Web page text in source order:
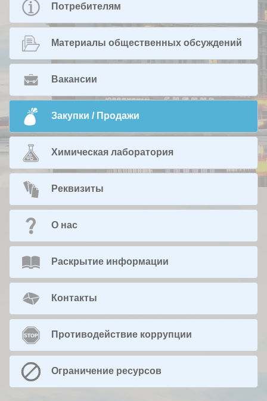
Потребителям
Материалы общественных обсуждений
Вакансии
Закупки / Продажи
Химическая лаборатория
Реквизиты
О нас
Раскрытие информации
Контакты
Противодействие коррупции
Ограничение ресурсов